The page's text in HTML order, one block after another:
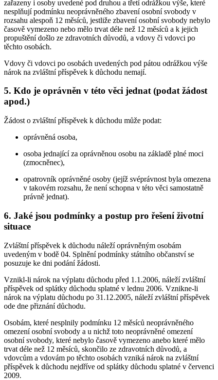
zařazeny i osoby uvedené pod druhou a třetí odrážkou výše, které
nesplňují podmínku neoprávněného zbavení osobní svobody v
rozsahu alespoň 12 měsíců, jestliže zbavení osobní svobody nebylo
časově vymezeno nebo mělo trvat déle než 12 měsíců a k jejich
propuštění došlo ze zdravotních důvodů, a vdovy či vdovci po
těchto osobách.
Vdovy či vdovci po osobách uvedených pod pátou odrážkou výše
nárok na zvláštní příspěvek k důchodu nemají.
5. Kdo je oprávněn v této věci jednat (podat žádost
apod.)
Žádost o zvláštní příspěvek k důchodu může podat:
oprávněná osoba,
osoba jednající za oprávněnou osobu na základě plné moci
(zmocněnec),
opatrovník oprávněné osoby (jejíž svéprávnost byla omezena
v takovém rozsahu, že není schopna v této věci samostatně
právně jednat).
6. Jaké jsou podmínky a postup pro řešení životní
situace
Zvláštní příspěvek k důchodu náleží oprávněným osobám
uvedeným v bodě 04. Splnění podmínky státního občanství se
posuzuje ke dni podání žádosti.
Vznikl-li nárok na výplatu důchodu před 1.1.2006, náleží zvláštní
příspěvek od splátky důchodu splatné v lednu 2006. Vznikne-li
nárok na výplatu důchodu po 31.12.2005, náleží zvláštní příspěvek
ode dne přiznání důchodu.
Osobám, které nesplnily podmínku 12 měsíců neoprávněného
omezení osobní svobody a u nichž toto neoprávněné omezení
osobní svobody, které nebylo časově vymezeno anebo které mělo
trvat déle než 12 měsíců, skončilo ze zdravotních důvodů, a
vdovcům a vdovám po těchto osobách vzniká nárok na zvláštní
příspěvek k důchodu nejdříve od splátky důchodu splatné v červenci
2009.